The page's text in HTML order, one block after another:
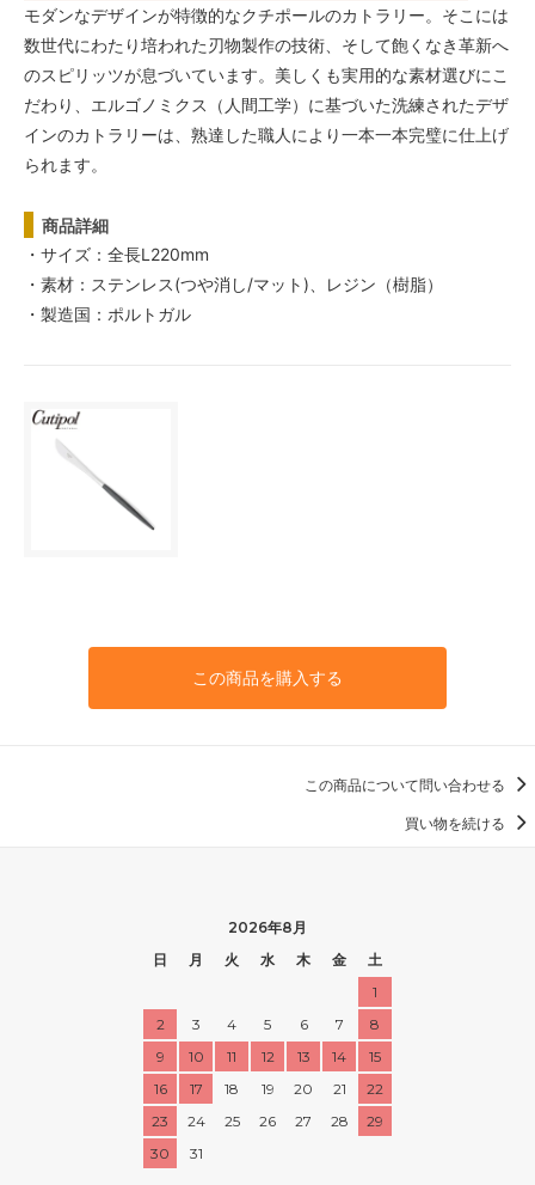
モダンなデザインが特徴的なクチポールのカトラリー。そこには
数世代にわたり培われた刃物製作の技術、そして飽くなき革新へ
のスピリッツが息づいています。美しくも実用的な素材選びにこ
だわり、エルゴノミクス（人間工学）に基づいた洗練されたデザ
インのカトラリーは、熟達した職人により一本一本完璧に仕上げ
られます。
商品詳細
・サイズ：全長L220mm
・素材：ステンレス(つや消し/マット)、レジン（樹脂）
・製造国：ポルトガル
この商品を購入する
この商品について問い合わせる
買い物を続ける
2026年8月
日
月 火 水 木 金
土
1
2
3 4 5 6 7
8
9
10 11 12 13 14
15
16
17 18 19 20 21
22
23
24 25 26 27 28
29
30
31